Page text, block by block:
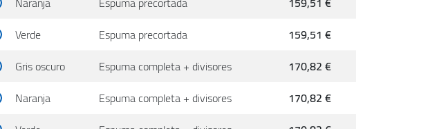
Verde
Espuma precortada
159,51 €
Gris oscuro
Espuma completa + divisores
170,82 €
Naranja
Espuma completa + divisores
170,82 €